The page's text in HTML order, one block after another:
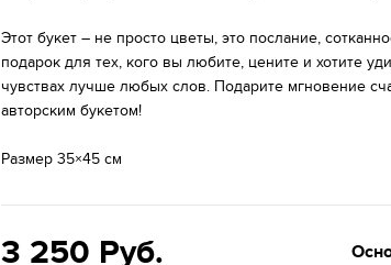
Этот букет – не просто цветы, это послание,
подарок для тех, кого вы любите, цените и хотите
чувствах лучше любых слов. Подарите мгновение
авторским букетом!
Размер 35×45 см
3 250 Руб.